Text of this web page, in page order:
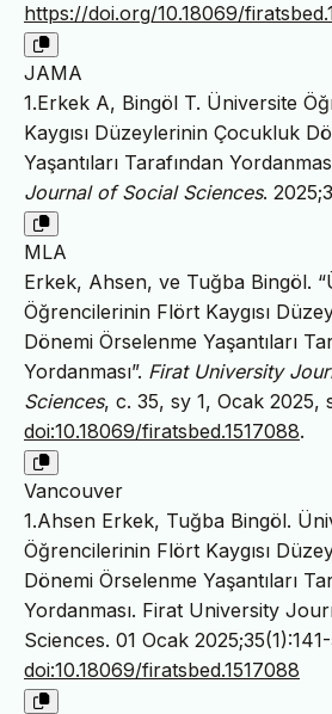
https://doi.org/10.18069/
JAMA
1.Erkek A, Bingöl T. Üniversite
Kaygısı Düzeylerinin Çocukluk
Yaşantıları Tarafından
Journal of Social Sciences.
MLA
Erkek, Ahsen, ve Tuğba Bingöl.
Öğrencilerinin Flört Kaygısı
Dönemi Örselenme Yaşantıları
Yordanması”. Firat University
Sciences, c. 35, sy 1, Ocak 2025,
doi:10.18069/firatsbed.1517088.
Vancouver
1.Ahsen Erkek, Tuğba Bingöl.
Öğrencilerinin Flört Kaygısı
Dönemi Örselenme Yaşantıları
Yordanması. Firat University
Sciences. 01 Ocak
doi:10.18069/firatsbed.1517088